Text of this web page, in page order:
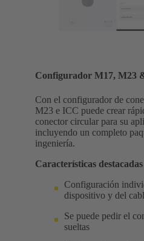
Configurador M17, M23
Con el configurador de
M23 e ICC puede crear
conector circular para su
incluyendo un completo
ingeniería.
Características destacadas
Configuración
dispositivo y del
Se puede pedir el
sueltas